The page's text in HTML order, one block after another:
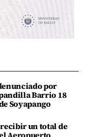
por
Barrio 18
Soyapango
un total de